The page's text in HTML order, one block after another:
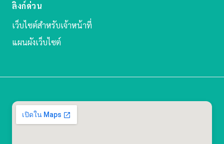
ลิงก์ด่วน
เว็บไซต์สำหรับเจ้าหน้าที่
แผนผังเว็บไซต์